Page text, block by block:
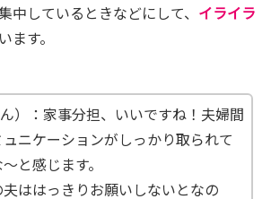
中しているときなどにして、 イライラ
ます。
ん）：家事分担、いいですね！夫婦間
ュニケーションがしっかり取られて
と感じます。
夫ははっきりお願いしないとなの